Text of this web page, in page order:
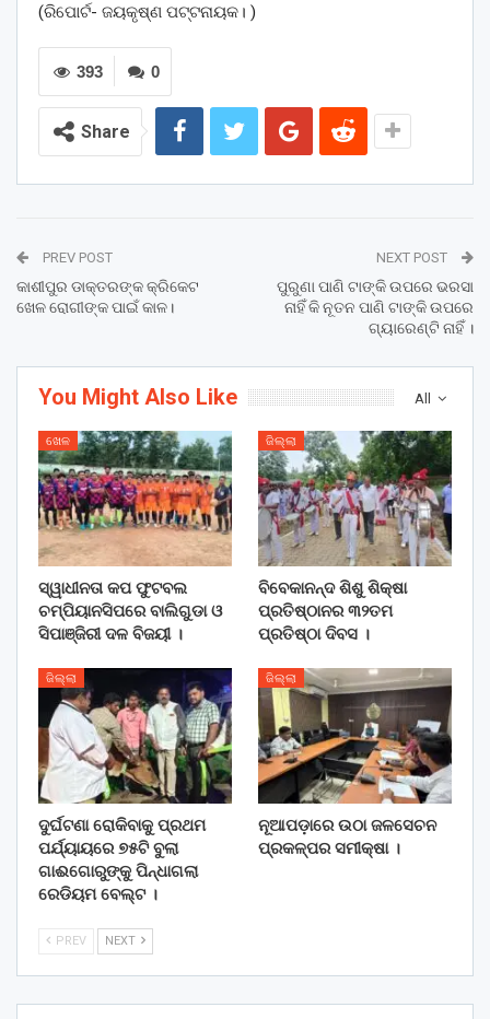
(ରିପୋର୍ଟ- ଜୟକୃଷ୍ଣ ପଟ୍ଟନାୟକ। )
0
393
Share
PREV POST
କାଶୀପୁର ଡାକ୍ତରଙ୍କ କ୍ରିକେଟ
ଖେଳ ରୋଗୀଙ୍କ ପାଇଁ କାଳ।
NEXT POST
ପୁରୁଣା ପାଣି ଟାଙ୍କି ଉପରେ ଭରସା
ନାହିଁ କି ନୂତନ ପାଣି ଟାଙ୍କି ଉପରେ
ଗ୍ୟାରେଣ୍ଟି ନାହିଁ ।
All
You Might Also Like
ଖେଳ
ସ୍ୱାଧୀନତା କପ ଫୁଟବଲ
ଚମ୍ପିୟାନସିପରେ ବାଲିଗୁଡା ଓ
ସିପାଞ୍ଜିରୀ ଦଳ ବିଜୟୀ ।
ଜିଲ୍ଲା
ବିବେକାନନ୍ଦ ଶିଶୁ ଶିକ୍ଷା
ପ୍ରତିଷ୍ଠାନର ୩୨ତମ
ପ୍ରତିଷ୍ଠା ଦିବସ ।
ଜିଲ୍ଲା
ଦୁର୍ଘଟଣା ରୋକିବାକୁ ପ୍ରଥମ
ପର୍ଯ୍ୟାୟରେ ୭୫ଟି ବୁଲା
ଗାଈଗୋରୁଙ୍କୁ ପିନ୍ଧାଗଲା
ରେଡିୟମ ବେଲ୍ଟ ।
ଜିଲ୍ଲା
ନୂଆପଡ଼ାରେ ଉଠା ଜଳସେଚନ
ପ୍ରକଳ୍ପର ସମୀକ୍ଷା ।
PREV NEXT